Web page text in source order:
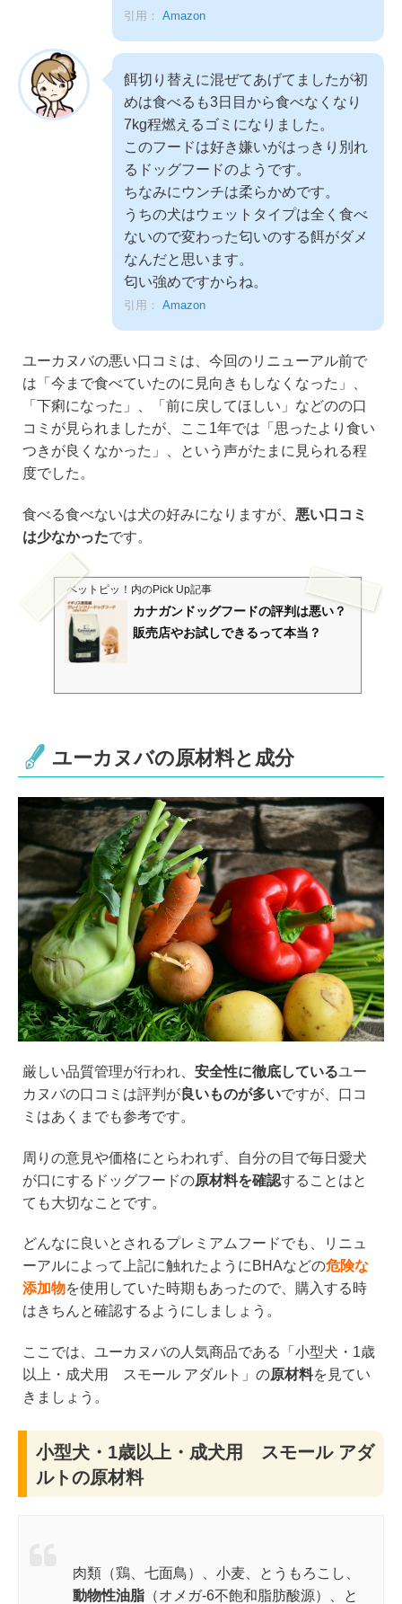
引用： Amazon
餌切り替えに混ぜてあげてましたが初
めは食べるも3日目から食べなくなり
7kg程燃えるゴミになりました。
このフードは好き嫌いがはっきり別れ
るドッグフードのようです。
ちなみにウンチは柔らかめです。
うちの犬はウェットタイプは全く食べ
ないので変わった匂いのする餌がダメ
なんだと思います。
匂い強めですからね。
引用： Amazon
ユーカヌバの悪い口コミは、今回のリニューアル前で
は「今まで食べていたのに見向きもしなくなった」、
「下痢になった」、「前に戻してほしい」などのの口
コミが見られましたが、ここ1年では「思ったより食い
つきが良くなかった」、という声がたまに見られる程
度でした。
食べる食べないは犬の好みになりますが、 悪い口コミ
は少なかったです。
ペットピッ！ 内のPick Up記事
カナガンドッグフードの評判は悪い？
販売店やお試しできるって本当？
ユーカヌバの原材料と成分
厳しい品質管理が行われ、 安全性に徹底しているユー
カヌバの口コミは評判が良いものが多いですが、口コ
ミはあくまでも参考です。
周りの意見や価格にとらわれず、自分の目で毎日愛犬
が口にするドッグフードの原材料を確認することはと
ても大切なことです。
どんなに良いとされるプレミアムフードでも、リニュ
ーアルによって上記に触れたようにBHAなどの危険な
添加物を使用していた時期もあったので、購入する時
はきちんと確認するようにしましょう。
ここでは、ユーカヌバの人気商品である「小型犬・1歳
以上・成犬用 スモール アダルト」の原材料を見てい
きましょう。
小型犬・1歳以上・成犬用 スモール アダ
ルトの原材料
肉類（鶏、七面鳥）、小麦、とうもろこし、
動物性油脂（オメガ-6不飽和脂肪酸源）、と